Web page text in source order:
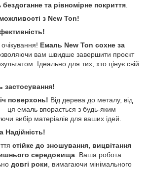
бездоганне та рівномірне покриття
з New Ton!
Емаль New Ton сохне за
вам швидше завершити проєкт
Ідеально для тих, хто цінує свій
застосування!
поверхонь! Від дерева до металу, від
– ця емаль впорається з будь-яким
вибір матеріалів для ваших ідей.
Надійність!
стійке до зношування, вицвітання
середовища . Ваша робота
довгі роки , вимагаючи мінімального